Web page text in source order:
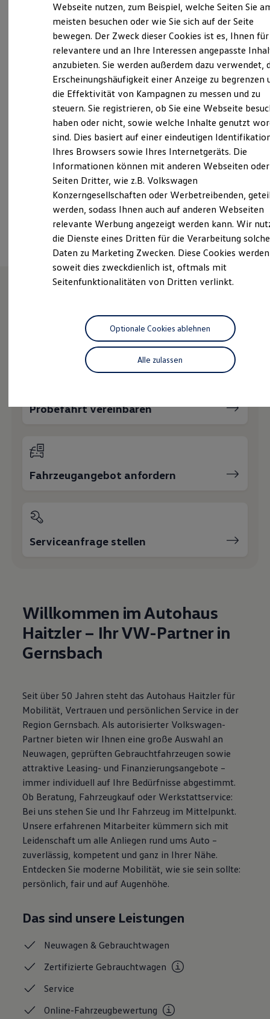
Laden
Laden unterwegs
Laden Zuhause
Ladestationen finden
Ladezeitensimulator
Batterie
Sicherheit
Garantie und Lebensdauer
Nachhaltigkeit
Technologie
Kosten und Kauf
Verbrauchskosten
Kaufoptionen
E-Auto-Förderung
Software und Konnektivität
ID. Software Versionen und Updates
Digitale Extras
Schnittstellen zu Ihrem ID.
Hybridautos
Marke und Erlebnis
Volkswagen R und R Experience
R-Modelle
Driving Experience
Volkswagen entdecken
Lifestyle Shop
T-Roc Kollektion
Golf Kollektion
ID. Kollektion
Volkswagen Kollektion
R-Kollektion
#wedriveproud
Reparaturen und Checks
Zubehör
Wallbox und Ladekabel
Digitale Extras
Dienste für Ihr Modell finden
Volkswagen Apps, Login und Shop
Handy und Fahrzeug verbinden
Updates für Software, Karten und Radio
Kundeninformationen
Volkswagen Kundenbetreuung
Warn- und Kontrollleuchten
Assistenzsysteme
Digitale Betriebsanleitung
Live Beratung
Magazin
Lifestyle
Transport
Familie
Elektromobilität
Volkswagen R
Pannen- und Unfallhilfe
Volkswagen Kundenbetreuung
Schwarzwaldstraße 48, 76593 Gernsbach
service@haitzler.de
+49 7224 91750
Montag-Freitag 07:00-18:00 Uhr
Samstag
Geschlossen
Sonntag
Geschlossen
Ansprechpartner
Wie können wir
Ihnen weiterhelfen?
Probefahrt vereinbaren
Fahrzeugangebot anfordern
Serviceanfrage stellen
Willkommen im Autohaus
Haitzler – Ihr VW-Partner in
Gernsbach
Seit über 50 Jahren steht das Autohaus Haitzler für
Mobilität, Vertrauen und persönlichen Service in der
Region Gernsbach. Als autorisierter Volkswagen-
Partner bieten wir Ihnen eine große Auswahl an
Neuwagen, geprüften Gebrauchtfahrzeugen sowie
attraktive Leasing- und Finanzierungsangebote –
immer individuell auf Ihre Bedürfnisse abgestimmt.
Ob Beratung, Fahrzeugkauf oder Werkstattservice:
Bei uns stehen Sie und Ihr Fahrzeug im Mittelpunkt.
Unsere erfahrenen Mitarbeiter kümmern sich mit
Leidenschaft um alle Anliegen rund ums Auto –
zuverlässig, kompetent und ganz in Ihrer Nähe.
Entdecken Sie moderne Mobilität, wie sie sein sollte:
persönlich, fair und auf Augenhöhe.
Das sind unsere Leistungen
Neuwagen &Gebrauchtwagen
ZertifizierteGebrauchtwagen
Service
Online-Fahrzeugbewertung
Webseite nutzen, zum Beispiel, welche Seiten Sie
meisten besuchen oder wie Sie sich auf der Seite
bewegen. Der Zweck dieser Cookies ist es, Ihnen für
relevantere und an Ihre Interessen angepasste
anzubieten. Sie werden außerdem dazu verwendet,
Erscheinungshäufigkeit einer Anzeige zu begrenzen
die Effektivität von Kampagnen zu messen und zu
steuern. Sie registrieren, ob Sie eine Webseite
haben oder nicht, sowie welche Inhalte genutzt
sind. Dies basiert auf einer eindeutigen
Ihres Browsers sowie Ihres Internetgeräts. Die
Informationen können mit anderen Webseiten oder
Seiten Dritter, wie z.B. Volkswagen
Konzerngesellschaften oder Werbetreibenden,
werden, sodass Ihnen auch auf anderen Webseiten
relevante Werbung angezeigt werden kann. Wir
die Dienste eines Dritten für die Verarbeitung
Daten zu Marketing Zwecken. Diese Cookies
soweit dies zweckdienlich ist, oftmals mit
Seitenfunktionalitäten von Dritten verlinkt.
Alle zulassen
Optionale Cookies ablehnen